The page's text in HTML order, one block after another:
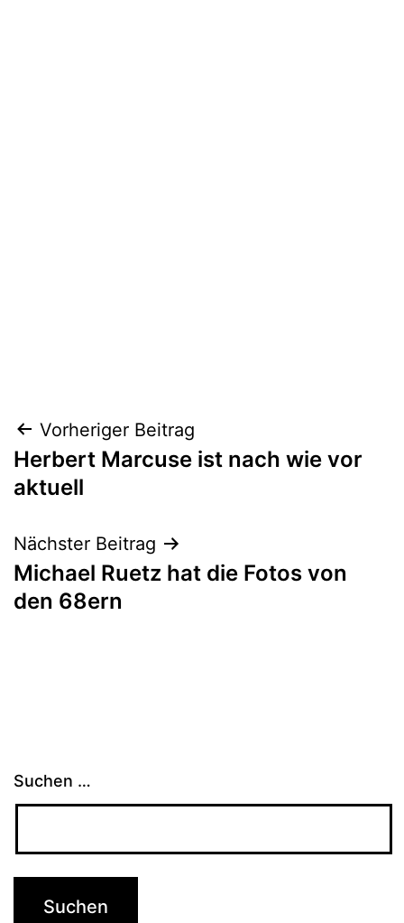
Beitragsnavigation
Vorheriger Beitrag
Herbert Marcuse ist nach wie vor
aktuell
Nächster Beitrag
Michael Ruetz hat die Fotos von
den 68ern
Suchen …